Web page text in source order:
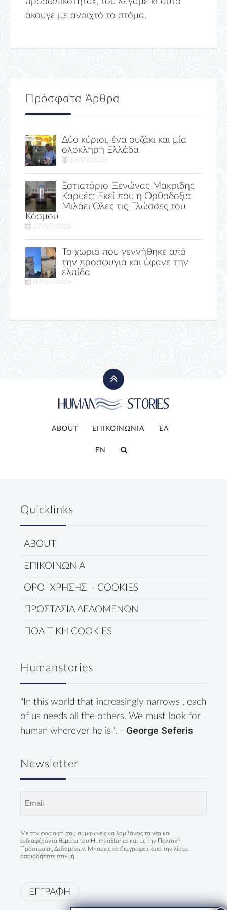
άκουγε με ανοιχτό το στόμα.
Πρόσφατα Άρθρα
Δύο κύριοι, ένα ουζάκι και μία
ολόκληρη Ελλάδα
19/07/2026
Εστιατόριο-Ξενώνας Μακριδης
Καρυές: Εκεί που η Ορθοδοξία
Μιλάει Όλες τις Γλώσσες του
Κόσμου
17/07/2026
Το χωριό που γεννήθηκε από
την προσφυγιά και ύφανε την
ελπίδα
07/07/2026
ABOUT ΕΠΙΚΟΙΝΩΝΙΑ ΕΛ
EN
Quicklinks
ABOUT
ΕΠΙΚΟΙΝΩΝΙΑ
ΟΡΟΙ ΧΡΗΣΗΣ – COOKIES
ΠΡΟΣΤΑΣΙΑ ΔΕΔΟΜΕΝΩΝ
ΠΟΛΙΤΙΚΗ COOKIES
Humanstories
"In this world that increasingly narrows , each
of us needs all the others. We must look for
human wherever he is ". - George Seferis
Newsletter
Με την εγγραφή σου συμφωνείς να λαμβάνεις τα νέα και
ενδιαφέροντα θέματα του HumanStories και με την Πολιτική
Προστασίας Δεδομένων . Μπορείς να διαγραφείς από την λίστα
οποιαδήποτε στιγμή.
ΕΓΓΡΑΦΗ